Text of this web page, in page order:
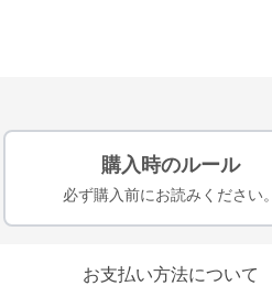
購入時のルール
必ず購入前にお読みください。
お支払い方法について